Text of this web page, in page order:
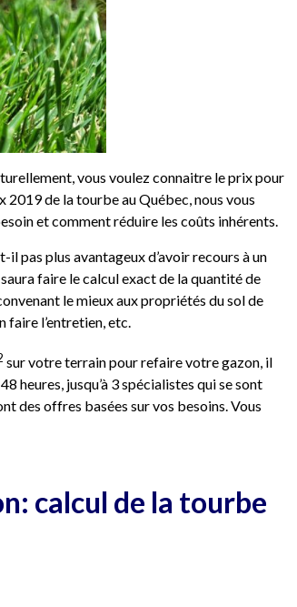
vous voulez connaitre le prix pour
2019 de la tourbe au Québec, nous vous
et comment réduire les coûts inhérents.
pas plus avantageux d’avoir recours à un
faire le calcul exact de la quantité de
le mieux aux propriétés du sol de
faire l’entretien, etc.
sur votre terrain pour refaire votre gazon, il
heures, jusqu’à 3 spécialistes qui se sont
des offres basées sur vos besoins. Vous
calcul de la tourbe